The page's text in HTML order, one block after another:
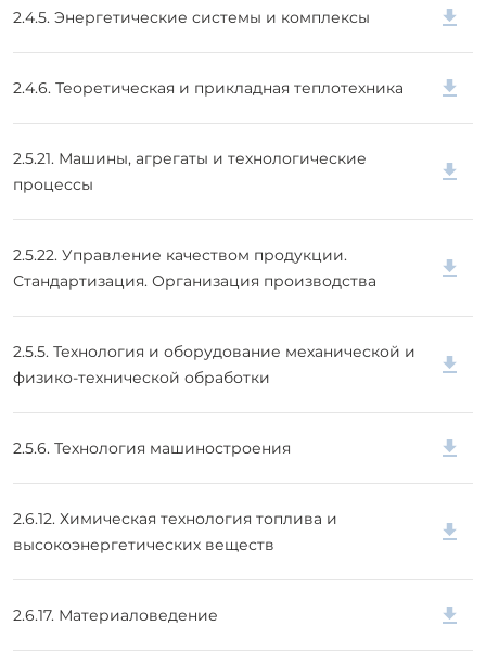
2.4.5. Энергетические системы и комплексы
2.4.6. Теоретическая и прикладная теплотехника
2.5.21. Машины, агрегаты и технологические
процессы
2.5.22. Управление качеством продукции.
Стандартизация. Организация производства
2.5.5. Технология и оборудование механической и
физико-технической обработки
2.5.6. Технология машиностроения
2.6.12. Химическая технология топлива и
высокоэнергетических веществ
2.6.17. Материаловедение